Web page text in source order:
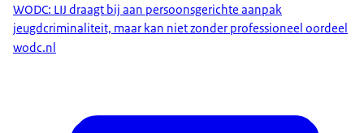
WODC: LIJ draagt bij aan persoonsgerichte aanpak
jeugdcriminaliteit, maar kan niet zonder professioneel oordeel
wodc.nl